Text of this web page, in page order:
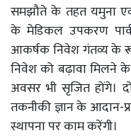
समझौते के तहत यमुना
के मेडिकल उपकरण
आकर्षक निवेश गंतव्य के
निवेश को बढ़ावा मिलने
अवसर भी सृजित होंगे।
तकनीकी ज्ञान के आदान-
स्थापना पर काम करेंगी।